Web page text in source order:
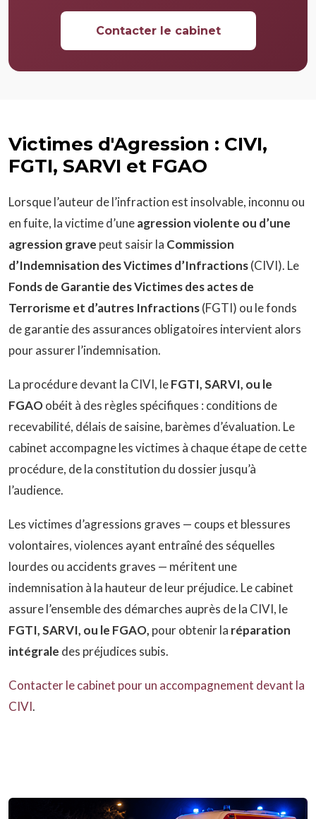
Contacter le cabinet
Victimes d'Agression : CIVI,
FGTI, SARVI et FGAO
Lorsque l’auteur de l’infraction est insolvable, inconnu ou
en fuite, la victime d’uneagression violente ou d’une
agression grave peut saisir la Commission
d’Indemnisation des Victimes d’Infractions(CIVI). Le
Fonds de Garantie des Victimes des actes de
Terrorisme et d’autres Infractions(FGTI) ou le fonds
de garantie des assurances obligatoires intervient alors
pour assurer l’indemnisation.
La procédure devant la CIVI, leFGTI, SARVI, ou le
FGAOobéit à des règles spécifiques : conditions de
recevabilité, délais de saisine, barèmes d’évaluation. Le
cabinet accompagne les victimes à chaque étape de cette
procédure, de la constitution du dossier jusqu’à
l’audience.
Les victimes d’agressions graves — coups et blessures
volontaires, violences ayant entraîné des séquelles
lourdes ou accidents graves — méritent une
indemnisation à la hauteur de leur préjudice. Le cabinet
assure l’ensemble des démarches auprès de la CIVI, le
FGTI, SARVI, ou le FGAO, pour obtenir la réparation
intégrale des préjudices subis.
Contacter le cabinet pour un accompagnement devant la
CIVI.